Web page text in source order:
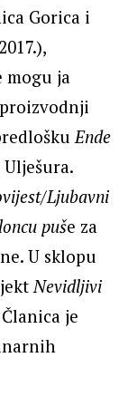
Gorica i
mogu ja
Ende
Ljubavni
puše za
U sklopu
Nevidljivi
je